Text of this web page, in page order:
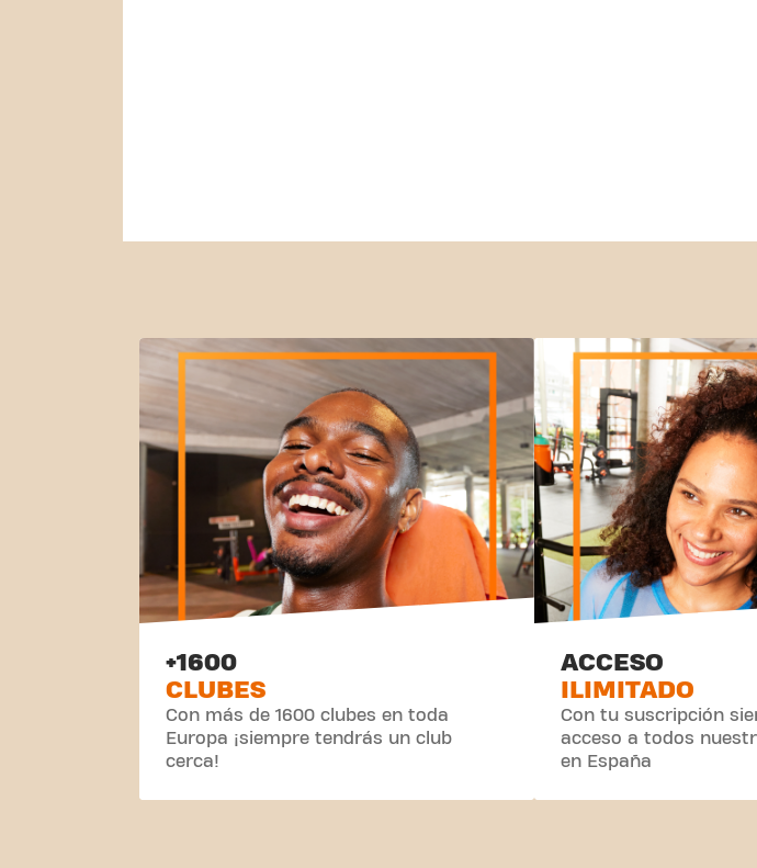
+1600
CLUBES
Con más de 1600 clubes en toda
Europa ¡siempre tendrás un club
cerca!
ACCESO
ILIMITADO
Con tu suscripción
acceso a todos
en España